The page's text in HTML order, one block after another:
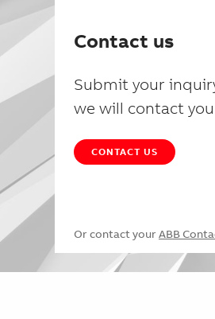
Contact us
Submit your
we will contact you
CONTACT US
Or contact your ABB